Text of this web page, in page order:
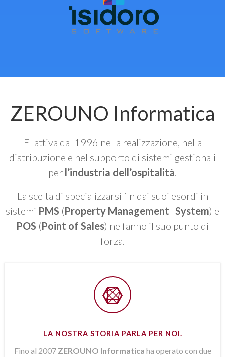
ZEROUNO Informatica
E' attiva dal 1996 nella realizzazione, nella
distribuzione e nel supporto di sistemi gestionali
per l’industria dell’ospitalità
La scelta di specializzarsi fin dai suoi esordi in
sistemi PMS (Property Management System) e
POS (Point of Sales) ne fanno il suo punto di
forza.
LA NOSTRA STORIA PARLA PER NOI.
Fino al 2007 ZEROUNO Informatica ha operato con due